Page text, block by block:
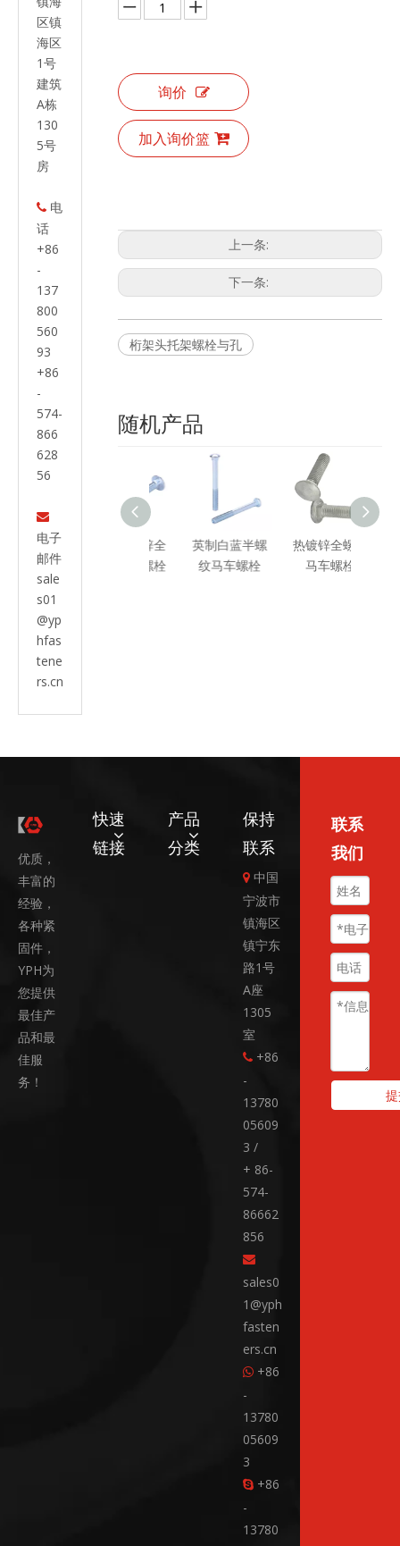
区镇
海区
1号
建筑
A栋
130
5号
房
 电
话
+86
-
137
800
560
93
+86
-
574-
866
628
56

电子
邮件
sale
s01
@yp
hfas
tene
rs.cn
询价
加入询价篮
上一条:
下一条:
桁架头托架螺栓与孔
随机产品
英制白蓝半螺
纹马车螺栓
热镀锌全螺纹
马车螺栓
优质，
丰富的
经验，
各种紧
固件，
YPH为
您提供
最佳产
品和最
佳服
务！
快速
链接
产品
分类
保持
联系
 中国
宁波市
镇海区
镇宁东
路1号
A座
1305
室
 +86
-
13780
05609
3 /
+ 86-
574-
86662
856

sales0
1@yph
fasten
ers.cn
 +86
-
13780
05609
3
 +86
-
13780
联系
我们